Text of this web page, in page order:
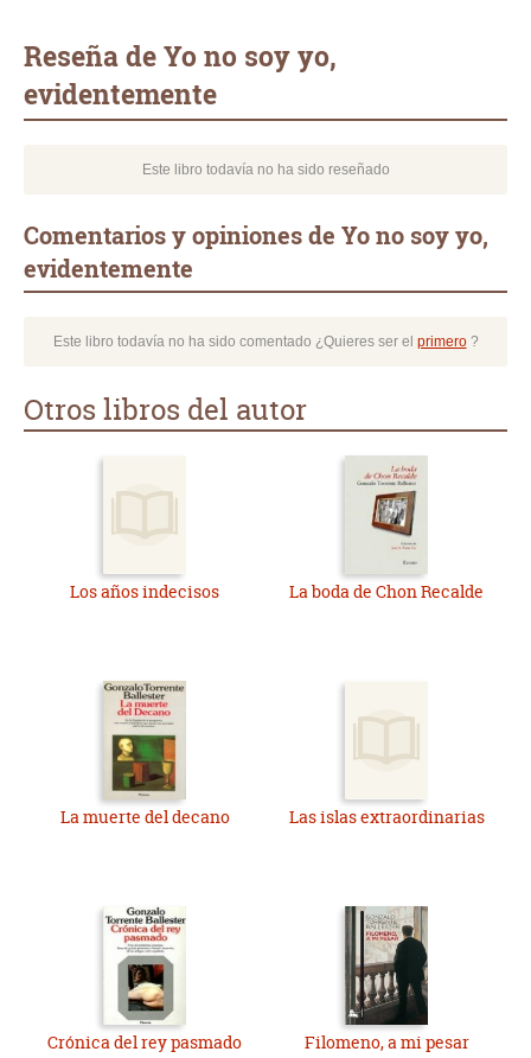
Reseña de Yo no soy yo,
evidentemente
Este libro todavía no ha sido reseñado
Comentarios y opiniones de Yo no soy yo,
evidentemente
Este libro todavía no ha sido comentado ¿Quieres ser el primero?
Otros libros del autor
Los años indecisos La boda de Chon Recalde
La muerte del decano Las islas extraordinarias
Crónica del rey pasmado Filomeno, a mi pesar